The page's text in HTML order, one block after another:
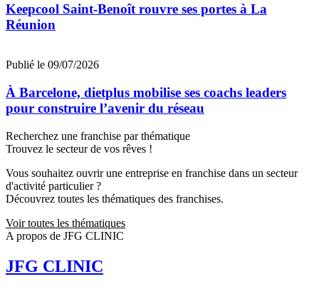
Keepcool Saint-Benoît rouvre ses portes à La
Réunion
Publié le 09/07/2026
À Barcelone, dietplus mobilise ses coachs leaders
pour construire l’avenir du réseau
Recherchez une franchise par thématique
Trouvez le secteur de vos rêves !
Vous souhaitez ouvrir une entreprise en franchise dans un secteur
d'activité particulier ?
Découvrez toutes les thématiques des franchises.
Voir toutes les thématiques
A propos de JFG CLINIC
JFG CLINIC